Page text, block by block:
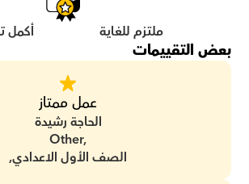
ملتزم للغاية أكمل
بعض التقييمات
عمل ممتاز
الحاجة رشيدة
الصف الأول الاعدادي,
Other,